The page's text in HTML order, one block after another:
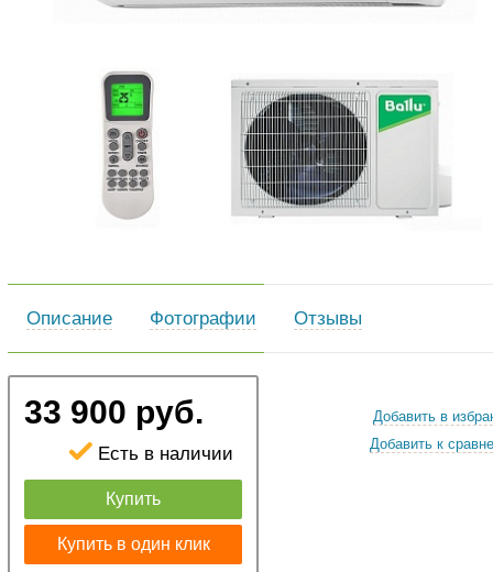
Описание Фотографии Отзывы
33 900 руб.
Есть в наличии
Купить
Купить в один клик
Добавить в
Добавить к